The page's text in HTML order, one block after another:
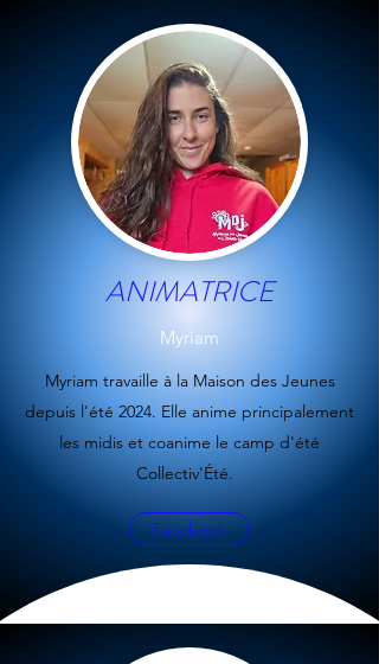
ANIMATRICE
Myriam
Myriam travaille à la Maison des Jeunes
depuis l'été 2024. Elle anime principalement
les midis et coanime le camp d'été
Collectiv'Été.
Facebook